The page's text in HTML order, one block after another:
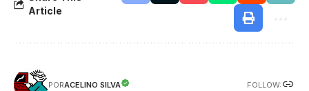
Article
PORACELINO SILVA FOLLOW: